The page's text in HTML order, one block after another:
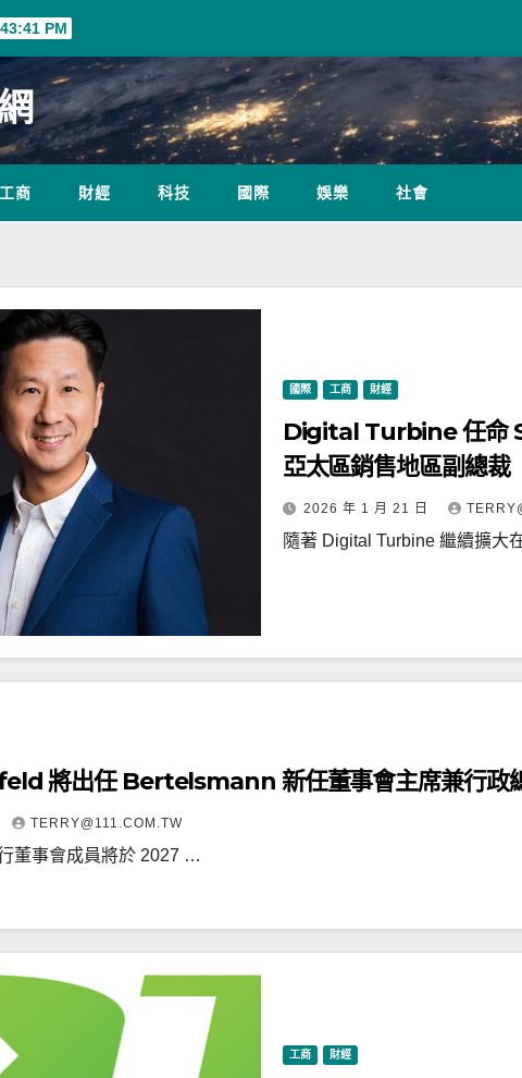
PM
工商 財經 科技 國際 娛樂 社會
國際 工商 財經
Digital Turbine 任命
亞太區銷售地區副總裁
2026 年 1 月 21 日
隨著 Digital Turbine 繼續擴大
將出任 Bertelsmann 新任董事會主席兼行政
TERRY@111.COM.TW
董事會成員將於 2027 …
工商 財經